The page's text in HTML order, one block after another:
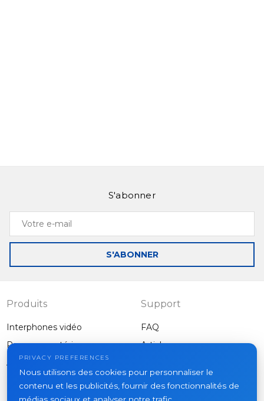
S'abonner
Votre
mail
S'ABONNER
Produits
Interphones vidéo
Panneaux extérieurs
Autres équipements
Support
FAQ
Articles
Projets
PRIVACY PREFERENCES
Nous utilisons des cookies pour personnaliser le
contenu et les publicités, fournir des fonctionnalités de